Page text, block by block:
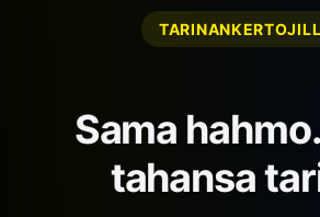
Sama
tahansa